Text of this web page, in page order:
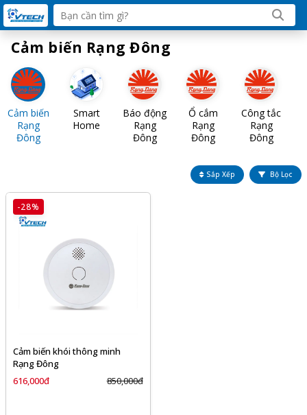
Cảm biến Rạng Đông
Smart
Home
Báo động
Rạng
Đông
Cảm biến
Rạng
Đông
Ổ cắm
Rạng
Đông
Công tắc
Rạng
Đông
Sắp Xếp Bộ Lọc
-28%
Cảm biến khói thông minh
Rạng Đông
616,000đ
850,000đ